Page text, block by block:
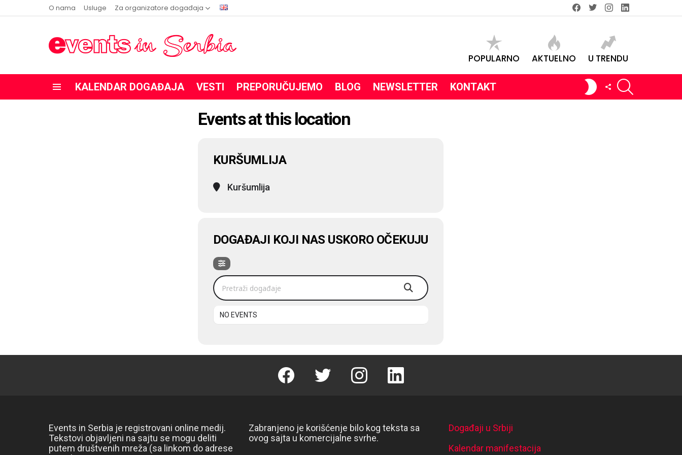
O nama Usluge Za organizatore događaja Facebook
Twitterinstagramlinkedin
POPULARNO AKTUELNO U TRENDU
KALENDAR DOGAĐAJA VESTI PREPORUČUJEMO BLOG NEWSLETTER KONTAKT
SWITCH
SKIN
FOLLOW
US
Events at this location
KURŠUMLIJA
Kuršumlija
DOGAĐAJI KOJI NAS USKORO OČEKUJU
Pretraži događaje
NO EVENTS
Facebook Twitter instagram linkedin
Events in Serbia je registrovani online medij.
Tekstovi objavljeni na sajtu se mogu deliti
putem društvenih mreža (sa linkom do adrese
Zabranjeno je korišćenje bilo kog teksta sa
ovog sajta u komercijalne svrhe.
Događaji u Srbiji
Kalendar manifestacija